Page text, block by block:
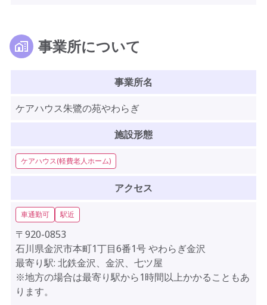
事業所について
事業所名
ケアハウス朱鷺の苑やわらぎ
施設形態
ケアハウス(軽費老人ホーム)
アクセス
車通勤可 駅近
〒920-0853
石川県金沢市本町1丁目6番1号 やわらぎ金沢
最寄り駅: 北鉄金沢、金沢、七ツ屋
※地方の場合は最寄り駅から1時間以上かかることもあ
ります。